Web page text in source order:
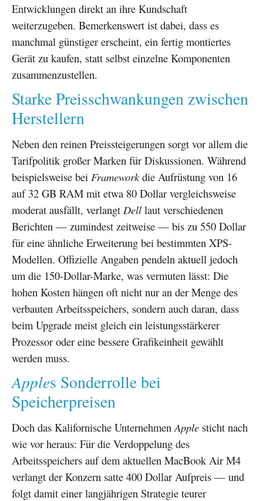
Entwicklungen direkt an ihre Kundschaft
weiterzugeben. Bemerkenswert ist dabei, dass es
manchmal günstiger erscheint, ein fertig montiertes
Gerät zu kaufen, statt selbst einzelne Komponenten
zusammenzustellen.
Starke Preisschwankungen zwischen
Herstellern
Neben den reinen Preissteigerungen sorgt vor allem die
Tarifpolitik großer Marken für Diskussionen. Während
beispielsweise bei Frameworkdie Aufrüstung von 16
auf 32 GB RAM mit etwa 80 Dollar vergleichsweise
moderat ausfällt, verlangt Dell laut verschiedenen
Berichten — zumindest zeitweise — bis zu 550 Dollar
für eine ähnliche Erweiterung bei bestimmten XPS-
Modellen. Offizielle Angaben pendeln aktuell jedoch
um die 150-Dollar-Marke, was vermuten lässt: Die
hohen Kosten hängen oft nicht nur an der Menge des
verbauten Arbeitsspeichers, sondern auch daran, dass
beim Upgrade meist gleich ein leistungsstärkerer
Prozessor oder eine bessere Grafikeinheit gewählt
werden muss.
Apples Sonderrolle bei
Speicherpreisen
Doch das Kalifornische Unternehmen Apple sticht nach
wie vor heraus: Für die Verdoppelung des
Arbeitsspeichers auf dem aktuellen MacBook Air M4
verlangt der Konzern satte 400 Dollar Aufpreis — und
folgt damit einer langjährigen Strategie teurer